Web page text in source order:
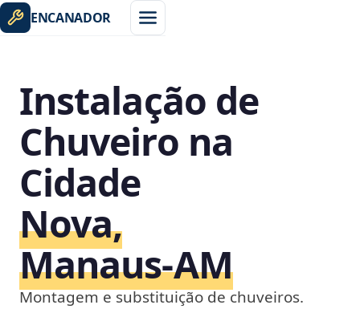
ENCANADOR
Instalação de
Chuveiro na
Cidade
Nova,
Manaus‑AM
Montagem e substituição de chuveiros.